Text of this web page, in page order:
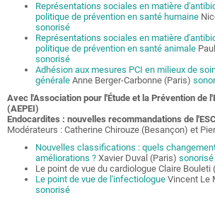
Représentations sociales en matière
politique de prévention en santé humaine
sonorisé
Représentations sociales en matière
politique de prévention en santé animale
sonorisé
Adhésion aux mesures PCI en milieux de
générale Anne Berger-Carbonne (Paris)
Avec l'Association pour l'Étude et la Prévention de
(AEPEI)
Endocardites : nouvelles recommandations de l'ESC
Modérateurs : Catherine Chirouze (Besançon) et
Nouvelles classifications : quels
améliorations ? Xavier Duval (Paris) sonorisé
Le point de vue du cardiologue Claire Bouleti
Le point de vue de l'infectiologue Vincent Le
sonorisé